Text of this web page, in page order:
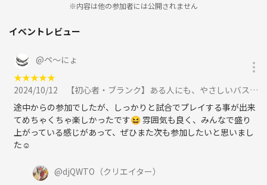
※内容は他の参加者には公開されません
イベントレビュー
@ペ〜にょ
★★★★★
2024/10/12
【初心者・ブランク】ある人にも、やさしいバスケットボールに参加
途中からの参加でしたが、しっかりと試合でプレイする事が出来
てめちゃくちゃ楽しかったです😆 雰囲気も良く、みんなで盛り
上がっている感じがあって、ぜひまた次も参加したいと思いまし
た☺️
@djQWTO （クリエイター）